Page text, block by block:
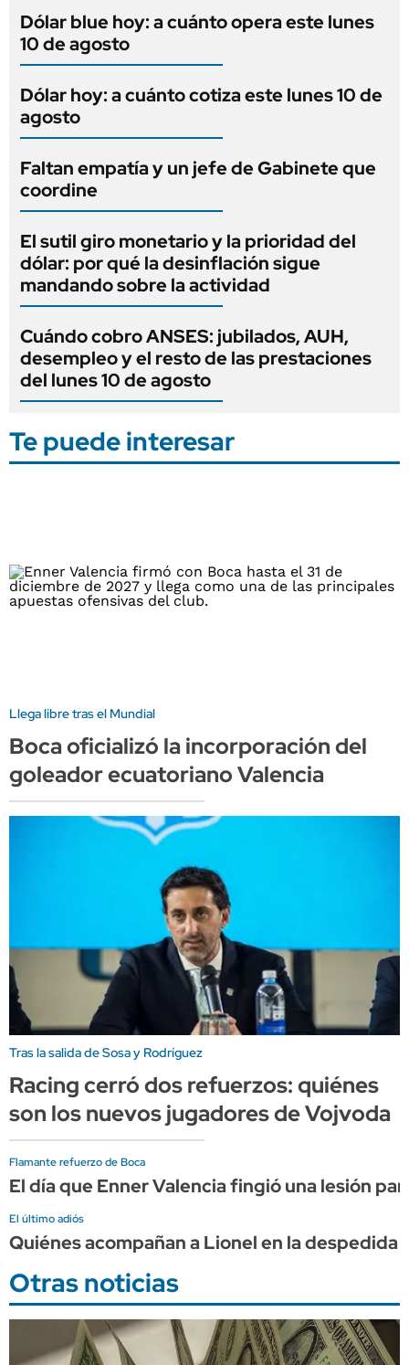
Dólar blue hoy: a cuánto opera este lunes
10 de agosto
Dólar hoy: a cuánto cotiza este lunes 10 de
agosto
Faltan empatía y un jefe de Gabinete que
coordine
El sutil giro monetario y la prioridad del
dólar: por qué la desinflación sigue
mandando sobre la actividad
Cuándo cobro ANSES: jubilados, AUH,
desempleo y el resto de las prestaciones
del lunes 10 de agosto
Te puede interesar
Llega libre tras el Mundial
Boca oficializó la incorporación del
goleador ecuatoriano Valencia
Tras la salida de Sosa y Rodríguez
Racing cerró dos refuerzos: quiénes
son los nuevos jugadores de Vojvoda
Flamante refuerzo de Boca
El día que Enner Valencia fingió una lesión
El último adiós
Quiénes acompañan a Lionel en la despedida
Otras noticias